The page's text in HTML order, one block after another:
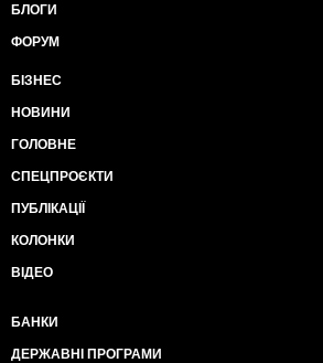
БЛОГИ
ФОРУМ
БІЗНЕС
НОВИНИ
ГОЛОВНЕ
СПЕЦПРОЄКТИ
ПУБЛІКАЦІЇ
КОЛОНКИ
ВІДЕО
БАНКИ
ДЕРЖАВНІ ПРОГРАМИ